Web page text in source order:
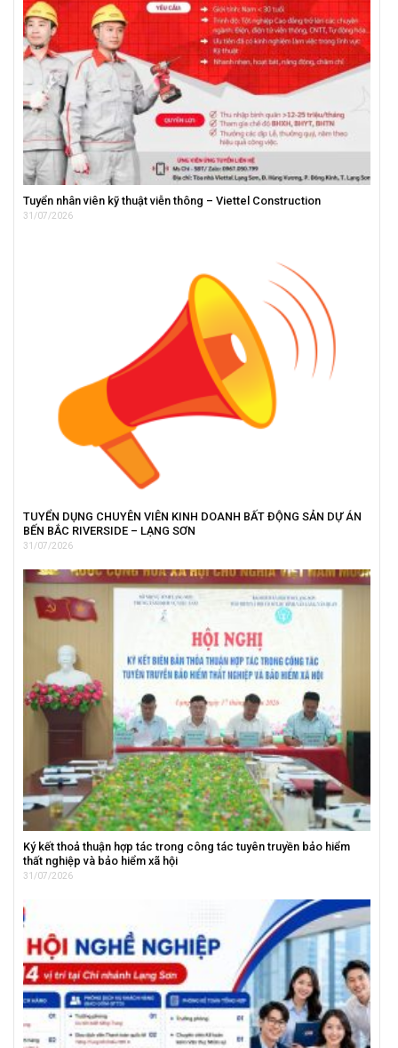
Tuyển nhân viên kỹ thuật viễn thông – Viettel Construction
31/07/2026
TUYỂN DỤNG CHUYÊN VIÊN KINH DOANH BẤT ĐỘNG SẢN DỰ ÁN
BẾN BẮC RIVERSIDE – LẠNG SƠN
31/07/2026
Ký kết thoả thuận hợp tác trong công tác tuyên truyền bảo hiểm
thất nghiệp và bảo hiểm xã hội
31/07/2026